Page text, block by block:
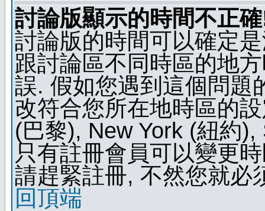
討論版顯示的時間不正
討論版的時間可以確定
跟討論區不同時區的地
誤. 假如您遇到這個問題
改符合您所在地時區的
(巴黎), New York (紐約
只有註冊會員可以變更
請趕緊註冊, 不然您就必
回頂端